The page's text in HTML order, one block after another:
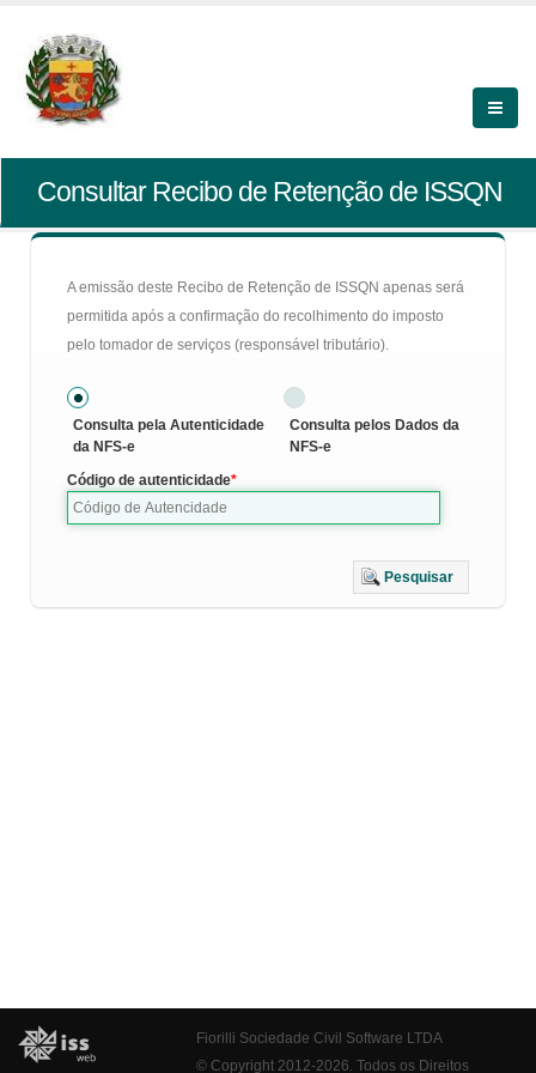
Consultar Recibo de Retenção de ISSQN
A emissão deste Recibo de Retenção de ISSQN apenas será
permitida após a confirmação do recolhimento do imposto
pelo tomador de serviços (responsável tributário).
Consulta pela Autenticidade
da NFS-e
Consulta pelos Dados da
NFS-e
Código de autenticidade
Pesquisar
Fiorilli Sociedade Civil Software LTDA
© Copyright 2012-2026. Todos os Direitos